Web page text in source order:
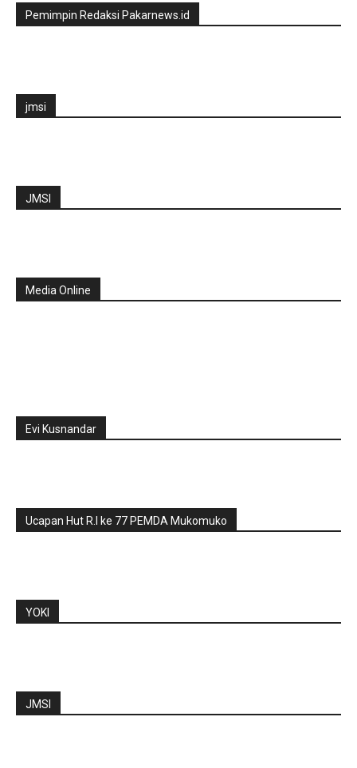
Pemimpin Redaksi Pakarnews.id
jmsi
JMSI
Media Online
Evi Kusnandar
Ucapan Hut R.I ke 77 PEMDA Mukomuko
YOKI
JMSI